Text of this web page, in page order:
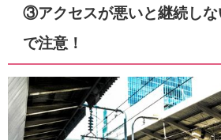
③アクセスが悪いと継続しな
で注意！